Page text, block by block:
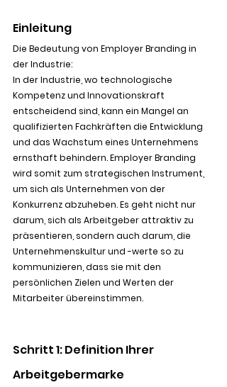
Einleitung
Die Bedeutung von Employer Branding in
der Industrie:
In der Industrie, wo technologische
Kompetenz und Innovationskraft
entscheidend sind, kann ein Mangel an
qualifizierten Fachkräften die Entwicklung
und das Wachstum eines Unternehmens
ernsthaft behindern. Employer Branding
wird somit zum strategischen Instrument,
um sich als Unternehmen von der
Konkurrenz abzuheben. Es geht nicht nur
darum, sich als Arbeitgeber attraktiv zu
präsentieren, sondern auch darum, die
Unternehmenskultur und -werte so zu
kommunizieren, dass sie mit den
persönlichen Zielen und Werten der
Mitarbeiter übereinstimmen.
Schritt 1: Definition Ihrer
Arbeitgebermarke